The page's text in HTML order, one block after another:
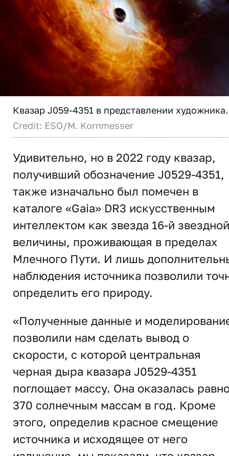
Квазар J059-4351 в представлении художника.
Credit: ESO/M. Kornmesser
Удивительно, но в 2022 году квазар,
получивший обозначение J0529-4351,
также изначально был помечен в
каталоге «Gaia» DR3 искусственным
интеллектом как звезда 16-й звездной
величины, проживающая в пределах
Млечного Пути. И лишь
наблюдения источника позволили
определить его природу.
«Полученные данные и
позволили нам сделать вывод о
скорости, с которой центральная
черная дыра квазара J0529-4351
поглощает массу. Она оказалась
370 солнечным массам в год. Кроме
этого, определив красное смещение
источника и исходящее от него